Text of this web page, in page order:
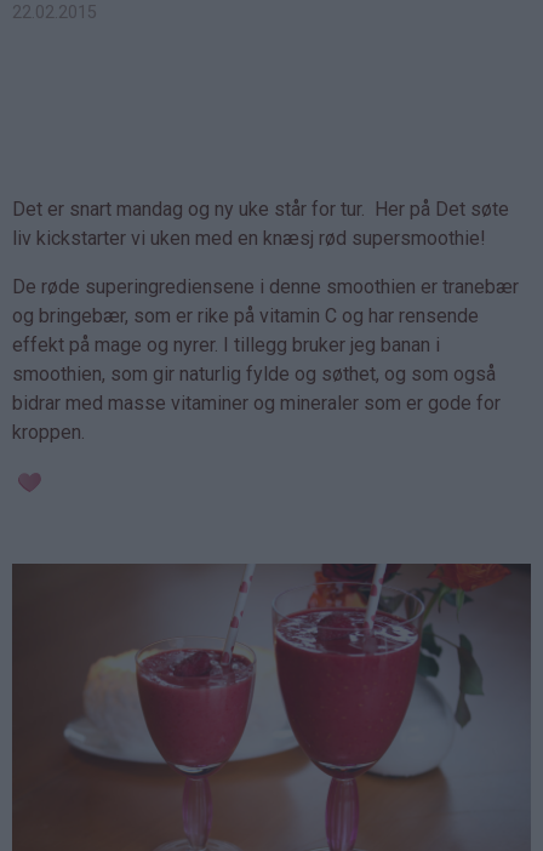
22.02.2015
Det er snart mandag og ny uke står for tur. Her på Det søte
liv kickstarter vi uken med en knæsj rød supersmoothie!
De røde superingrediensene i denne smoothien er tranebær
og bringebær, som er rike på vitamin C og har rensende
effekt på mage og nyrer. I tillegg bruker jeg banan i
smoothien, som gir naturlig fylde og søthet, og som også
bidrar med masse vitaminer og mineraler som er gode for
kroppen.